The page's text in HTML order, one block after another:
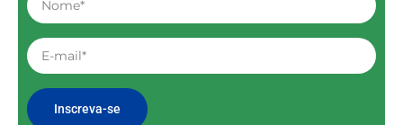
Inscreva-se